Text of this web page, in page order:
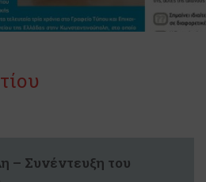
– Συνέντευξη του